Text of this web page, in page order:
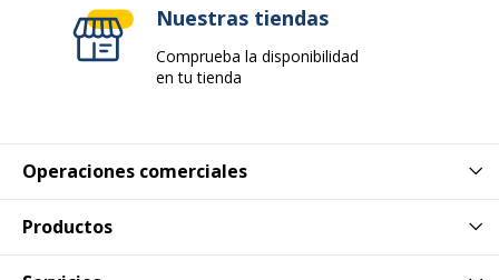
Operaciones comerciales
Productos
Nuestras tiendas
Comprueba la disponibilidad
en tu tienda